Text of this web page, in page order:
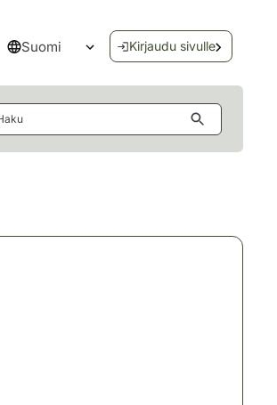
Suomi
Avaa kielivalikko
Kirjaudu sivulle